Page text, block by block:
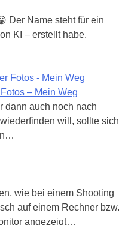
Der Name steht für ein
KI – erstellt habe.
– Mein Weg
dann auch noch nach
will, sollte sich
wie bei einem Shooting
auf einem Rechner bzw.
angezeigt…